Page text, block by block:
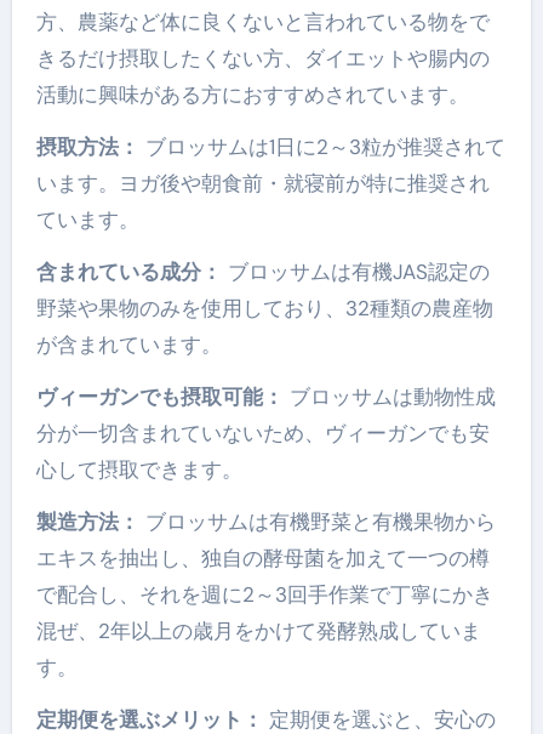
方、農薬など体に良くないと言われている物をで
きるだけ摂取したくない方、ダイエットや腸内の
活動に興味がある方におすすめされています。
摂取方法： ブロッサムは1日に2～3粒が推奨されて
います。ヨガ後や朝食前・就寝前が特に推奨され
ています。
含まれている成分： ブロッサムは有機JAS認定の
野菜や果物のみを使用しており、32種類の農産物
が含まれています。
ヴィーガンでも摂取可能： ブロッサムは動物性成
分が一切含まれていないため、ヴィーガンでも安
心して摂取できます。
製造方法： ブロッサムは有機野菜と有機果物から
エキスを抽出し、独自の酵母菌を加えて一つの樽
で配合し、それを週に2～3回手作業で丁寧にかき
混ぜ、2年以上の歳月をかけて発酵熟成していま
す。
定期便を選ぶメリット： 定期便を選ぶと、安心の